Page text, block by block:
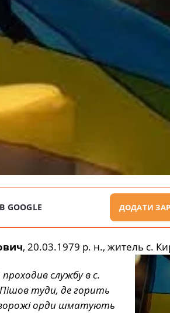
ДОДАТИ
, 20.03.1979 р. н., житель с.
службу в с.
Пішов туди, де горить
орди шматують